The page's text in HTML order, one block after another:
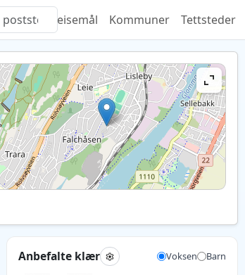
Quiz Reisemål Kommuner Tettsteder
Anbefalte klær Voksen Barn